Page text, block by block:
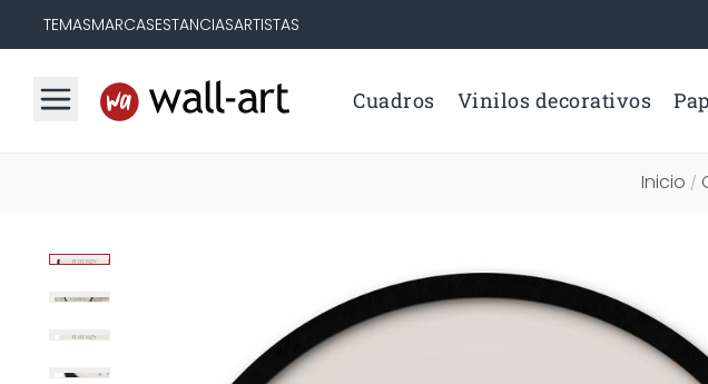
TEMASMARCASESTANCIASARTISTAS
Cuadros Vinilos decorativos
Inicio /